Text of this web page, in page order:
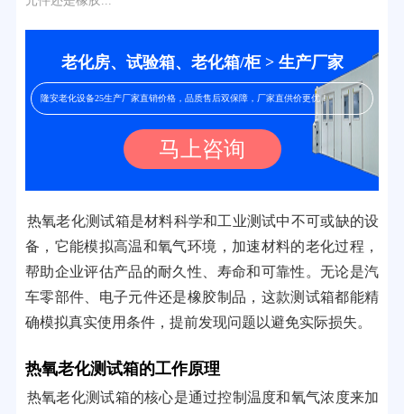
老化房、试验箱、老化箱/柜 > 生产厂家
隆安老化设备25生产厂家直销价格，品质售后双保障，厂家直供价更优！
马上咨询
热氧老化测试箱是材料科学和工业测试中不可或缺的设
备，它能模拟高温和氧气环境，加速材料的老化过程，
帮助企业评估产品的耐久性、寿命和可靠性。无论是汽
车零部件、电子元件还是橡胶制品，这款测试箱都能精
确模拟真实使用条件，提前发现问题以避免实际损失。
热氧老化测试箱的工作原理
热氧老化测试箱的核心是通过控制温度和氧气浓度来加